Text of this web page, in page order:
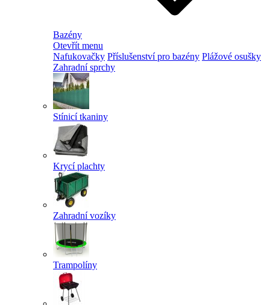
Bazény
Otevřít menu
Nafukovačky Příslušenství pro bazény Plážové osušky
Zahradní sprchy
Stínicí tkaniny
Krycí plachty
Zahradní vozíky
Trampolíny